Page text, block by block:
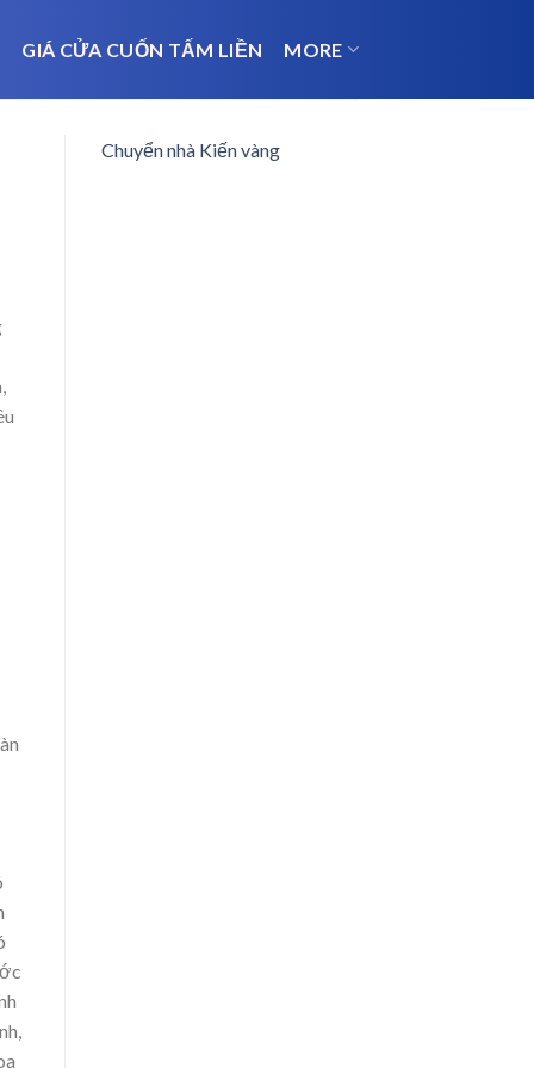
GIÁ CỬA CUỐN TẤM LIỀN MORE
Chuyển nhà Kiến vàng